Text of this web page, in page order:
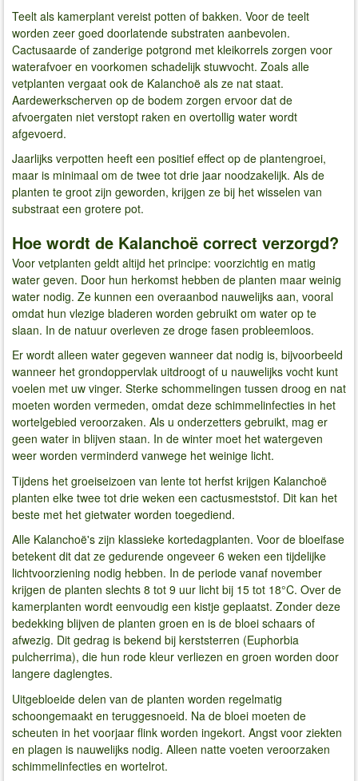
Teelt als kamerplant vereist potten of bakken. Voor de teelt
worden zeer goed doorlatende substraten aanbevolen.
Cactusaarde of zanderige potgrond met kleikorrels zorgen voor
waterafvoer en voorkomen schadelijk stuwvocht. Zoals alle
vetplanten vergaat ook de Kalanchoë als ze nat staat.
Aardewerkscherven op de bodem zorgen ervoor dat de
afvoergaten niet verstopt raken en overtollig water wordt
afgevoerd.
Jaarlijks verpotten heeft een positief effect op de plantengroei,
maar is minimaal om de twee tot drie jaar noodzakelijk. Als de
planten te groot zijn geworden, krijgen ze bij het wisselen van
substraat een grotere pot.
Hoe wordt de Kalanchoë correct verzorgd?
Voor vetplanten geldt altijd het principe: voorzichtig en matig
water geven. Door hun herkomst hebben de planten maar weinig
water nodig. Ze kunnen een overaanbod nauwelijks aan, vooral
omdat hun vlezige bladeren worden gebruikt om water op te
slaan. In de natuur overleven ze droge fasen probleemloos.
Er wordt alleen water gegeven wanneer dat nodig is, bijvoorbeeld
wanneer het grondoppervlak uitdroogt of u nauwelijks vocht kunt
voelen met uw vinger. Sterke schommelingen tussen droog en nat
moeten worden vermeden, omdat deze schimmelinfecties in het
wortelgebied veroorzaken. Als u onderzetters gebruikt, mag er
geen water in blijven staan. In de winter moet het watergeven
weer worden verminderd vanwege het weinige licht.
Tijdens het groeiseizoen van lente tot herfst krijgen Kalanchoë
planten elke twee tot drie weken een cactusmeststof. Dit kan het
beste met het gietwater worden toegediend.
Alle Kalanchoë's zijn klassieke kortedagplanten. Voor de bloeifase
betekent dit dat ze gedurende ongeveer 6 weken een tijdelijke
lichtvoorziening nodig hebben. In de periode vanaf november
krijgen de planten slechts 8 tot 9 uur licht bij 15 tot 18°C. Over de
kamerplanten wordt eenvoudig een kistje geplaatst. Zonder deze
bedekking blijven de planten groen en is de bloei schaars of
afwezig. Dit gedrag is bekend bij kerststerren (Euphorbia
pulcherrima), die hun rode kleur verliezen en groen worden door
langere daglengtes.
Uitgebloeide delen van de planten worden regelmatig
schoongemaakt en teruggesnoeid. Na de bloei moeten de
scheuten in het voorjaar flink worden ingekort. Angst voor ziekten
en plagen is nauwelijks nodig. Alleen natte voeten veroorzaken
schimmelinfecties en wortelrot.